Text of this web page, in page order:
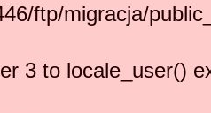
ftp/migracja/
3 to locale_user()